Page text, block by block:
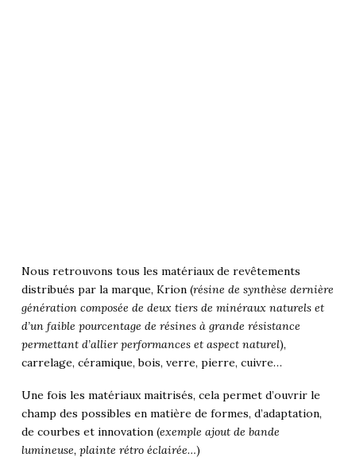
Nous retrouvons tous les matériaux de revêtements
distribués par la marque, Krion (résine de synthèse dernière
génération composée de deux tiers de minéraux naturels et
d’un faible pourcentage de résines à grande résistance
permettant d’allier performances et aspect naturel),
carrelage, céramique, bois, verre, pierre, cuivre…
Une fois les matériaux maitrisés, cela permet d’ouvrir le
champ des possibles en matière de formes, d’adaptation,
de courbes et innovation (exemple ajout de bande
lumineuse, plainte rétro éclairée…)